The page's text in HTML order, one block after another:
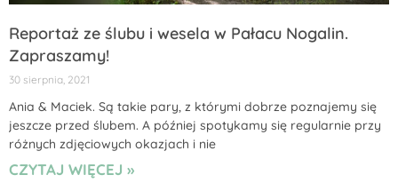
Reportaż ze ślubu i wesela w Pałacu Nogalin.
Zapraszamy!
30 sierpnia, 2021
Ania & Maciek. Są takie pary, z którymi dobrze poznajemy się
jeszcze przed ślubem. A później spotykamy się regularnie przy
różnych zdjęciowych okazjach i nie
CZYTAJ WIĘCEJ »